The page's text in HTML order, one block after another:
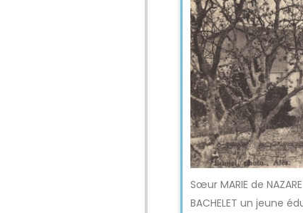
Sœur MARIE de
BACHELET un jeune